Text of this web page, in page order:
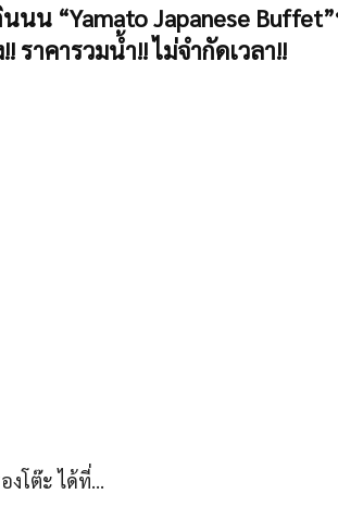
นน “Yamato Japanese
ราคารวมน้ำ!! ไม่จำกัดเวลา!!
โต๊ะ ได้ที่…